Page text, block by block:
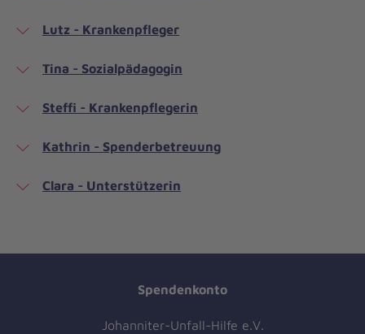
Lutz - Krankenpfleger
Tina - Sozialpädagogin
Steffi - Krankenpflegerin
Kathrin - Spenderbetreuung
Clara - Unterstützerin
Spendenkonto
Johanniter-Unfall-Hilfe e.V.